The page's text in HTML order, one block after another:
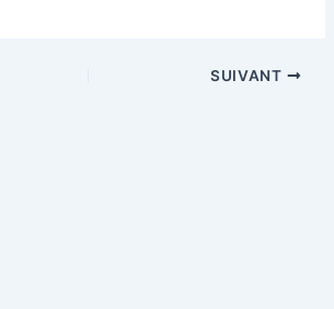
SUIVANT